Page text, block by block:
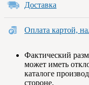
Доставка
Оплата картой,
Фактический
может иметь
каталоге
стороне.